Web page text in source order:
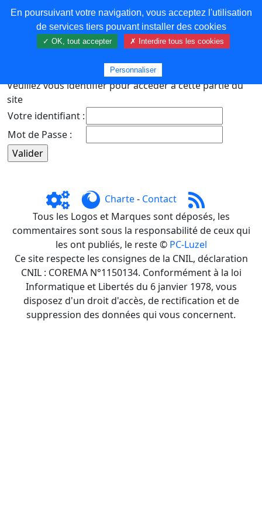
COREMA
Veuillez vous identifier pour accéder à cette partie du
site
Votre identifiant :
Mot de Passe :
Charte- Contact
Tous les Logos et Marques sont déposés, les
commentaires sont sous la responsabilité de ceux qui
les ont publiés, le reste © PC-Luzel
Ce site respecte les consignes de la CNIL, déclaration
CNIL : COREMA N°1150134. Conformément à la loi
Informatique et Libertés du 6 janvier 1978, vous
disposez d'un droit d'accès, de rectification et de
suppression des données qui vous concernent.
En poursuivant votre navigation, vous acceptez l'utilisation
de services tiers pouvant installer des cookies
✓ OK, tout accepter ✗ Interdire tous les cookies
Personnaliser